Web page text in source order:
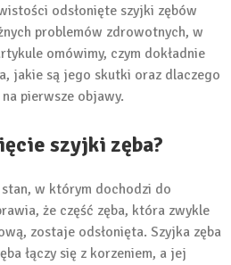
odsłonięte szyjki zębów
problemów zdrowotnych, w
omówimy, czym dokładnie
jakie są jego skutki oraz dlaczego
pierwsze objawy.
szyjki zęba?
w którym dochodzi do
że część zęba, która zwykle
zostaje odsłonięta. Szyjka zęba
łączy się z korzeniem, a jej